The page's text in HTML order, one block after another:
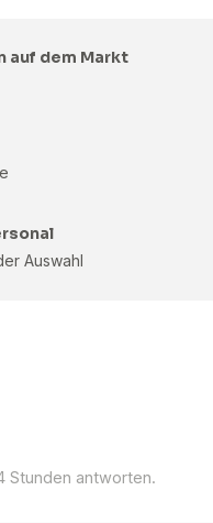
auf dem Markt
Auswahl
Stunden antworten.